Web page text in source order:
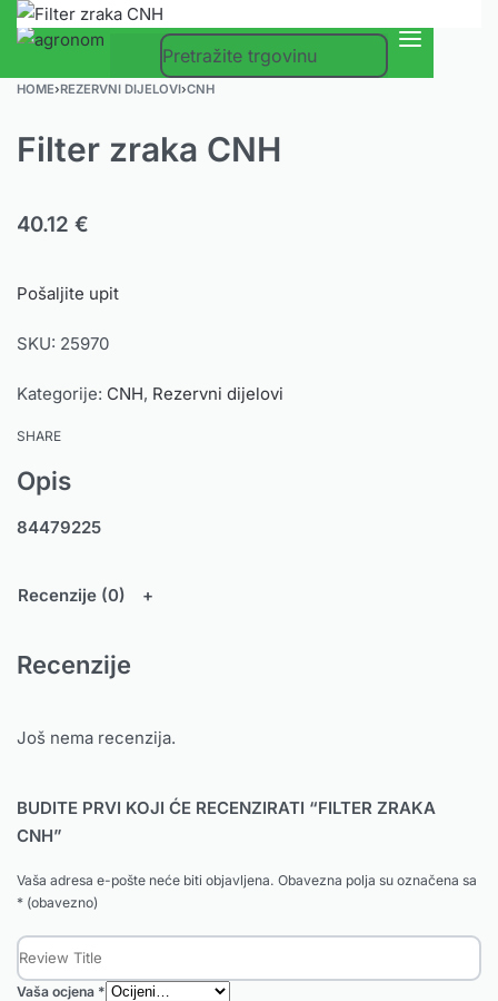
HOME›REZERVNI DIJELOVI›CNH
Filter zraka CNH
40.12 €
Pošaljite upit
SKU: 25970
Kategorije: CNH, Rezervni dijelovi
SHARE
Opis
84479225
Recenzije (0)
Recenzije
Još nema recenzija.
BUDITE PRVI KOJI ĆE RECENZIRATI “FILTER ZRAKA
CNH”
Vaša adresa e-pošte neće biti objavljena. Obavezna polja su označena sa
* (obavezno)
Vaša ocjena *